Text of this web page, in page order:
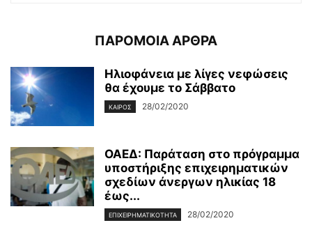
ΠΑΡΟΜΟΙΑ ΑΡΘΡΑ
Ηλιοφάνεια με λίγες νεφώσεις
θα έχουμε το Σάββατο
ΚΑΙΡΌΣ 28/02/2020
ΟΑΕΔ: Παράταση στο πρόγραμμα
υποστήριξης επιχειρηματικών
σχεδίων άνεργων ηλικίας 18
έως...
ΕΠΙΧΕΙΡΗΜΑΤΙΚΌΤΗΤΑ 28/02/2020